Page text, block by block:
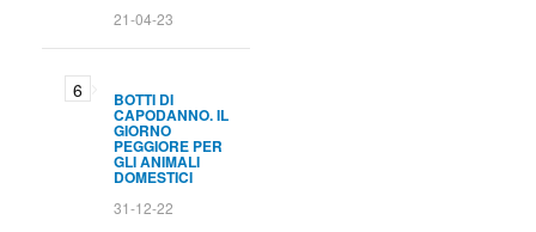
21-04-23
BOTTI DI
CAPODANNO. IL
GIORNO
PEGGIORE PER
GLI ANIMALI
DOMESTICI
31-12-22